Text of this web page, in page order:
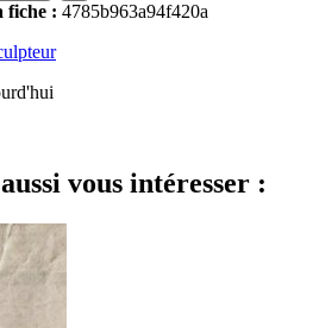
fiche : 4785b963a94f420a
vous intéresser :